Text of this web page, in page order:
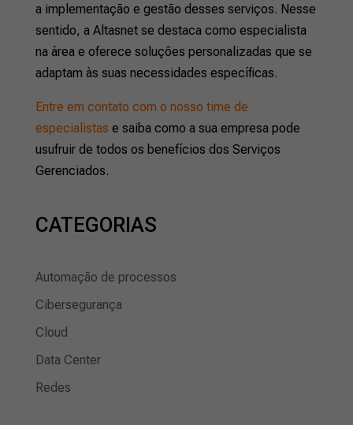
a implementação e gestão desses serviços. Nesse
sentido, a Altasnet se destaca como especialista
na área e oferece soluções personalizadas que se
adaptam às suas necessidades específicas.
Entre em contato com o nosso time de
especialistas e saiba como a sua empresa pode
usufruir de todos os benefícios dos Serviços
Gerenciados.
CATEGORIAS
Automação de processos
Cibersegurança
Cloud
Data Center
Redes